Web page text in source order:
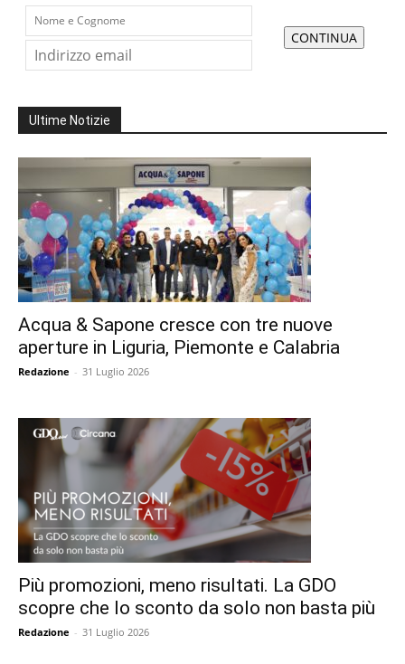
Ultime Notizie
Acqua & Sapone cresce con tre nuove
aperture in Liguria, Piemonte e Calabria
Redazione - 31 Luglio 2026
Più promozioni, meno risultati. La GDO
scopre che lo sconto da solo non basta più
Redazione - 31 Luglio 2026